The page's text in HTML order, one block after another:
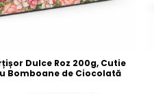
Dulce Roz 200g, Cutie
Bomboane de Ciocolată